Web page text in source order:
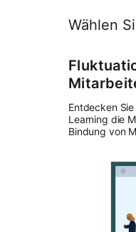
Wählen
Entdecken
Learning die
Bindung von